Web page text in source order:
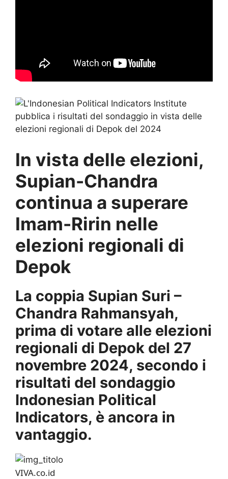
In vista delle elezioni,
Supian-Chandra
continua a superare
Imam-Ririn nelle
elezioni regionali di
Depok
La coppia Supian Suri –
Chandra Rahmansyah,
prima di votare alle elezioni
regionali di Depok del 27
novembre 2024, secondo i
risultati del sondaggio
Indonesian Political
Indicators, è ancora in
vantaggio.
VIVA.co.id